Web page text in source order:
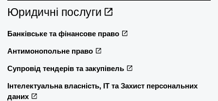
Юридичні послуги
Банківське та фінансове право
Антимонопольне право
Супровід тендерів та закупівель
Інтелектуальна власність, ІТ та Захист персональних
даних